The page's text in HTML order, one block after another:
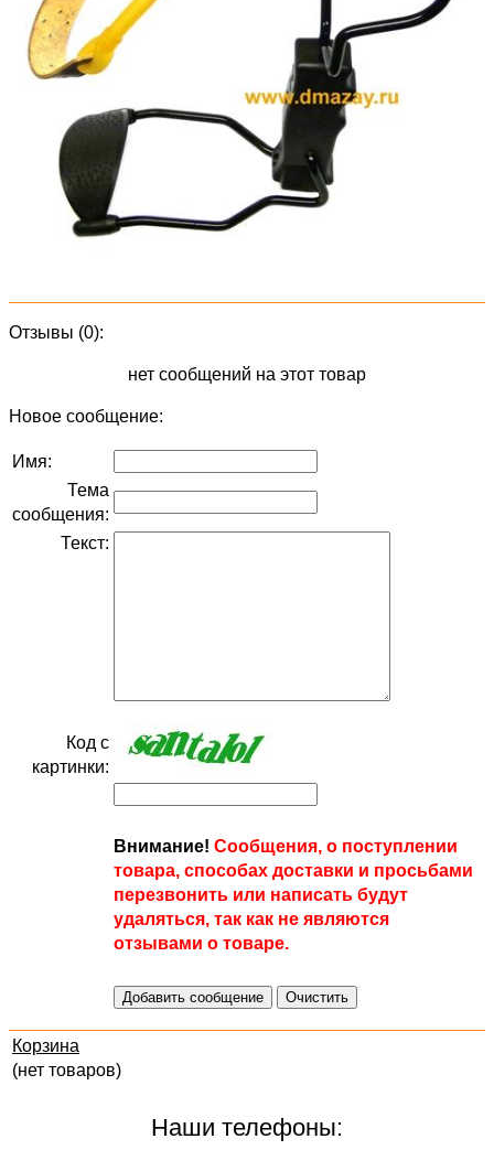
Отзывы (0):
нет сообщений на этот товар
Новое сообщение:
Имя:
Тема
сообщения:
Текст:
Код с
картинки:
Внимание! Сообщения, о поступлении
товара, способах доставки и просьбами
перезвонить или написать будут
удаляться, так как не являются
отзывами о товаре.
Корзина
(нет товаров)
Наши телефоны: